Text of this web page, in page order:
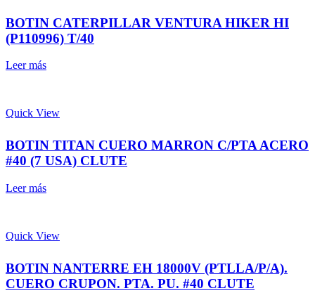
BOTIN CATERPILLAR VENTURA HIKER HI
(P110996) T/40
Leer más
Quick View
BOTIN TITAN CUERO MARRON C/PTA ACERO
#40 (7 USA) CLUTE
Leer más
Quick View
BOTIN NANTERRE EH 18000V (PTLLA/P/A).
CUERO CRUPON. PTA. PU. #40 CLUTE